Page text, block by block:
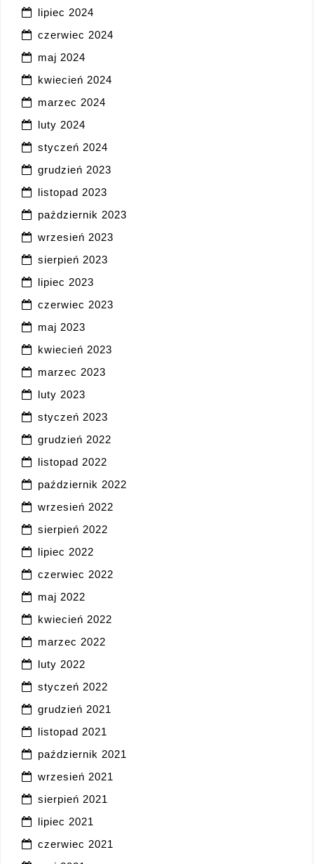
lipiec 2024
czerwiec 2024
maj 2024
kwiecień 2024
marzec 2024
luty 2024
styczeń 2024
grudzień 2023
listopad 2023
październik 2023
wrzesień 2023
sierpień 2023
lipiec 2023
czerwiec 2023
maj 2023
kwiecień 2023
marzec 2023
luty 2023
styczeń 2023
grudzień 2022
listopad 2022
październik 2022
wrzesień 2022
sierpień 2022
lipiec 2022
czerwiec 2022
maj 2022
kwiecień 2022
marzec 2022
luty 2022
styczeń 2022
grudzień 2021
listopad 2021
październik 2021
wrzesień 2021
sierpień 2021
lipiec 2021
czerwiec 2021